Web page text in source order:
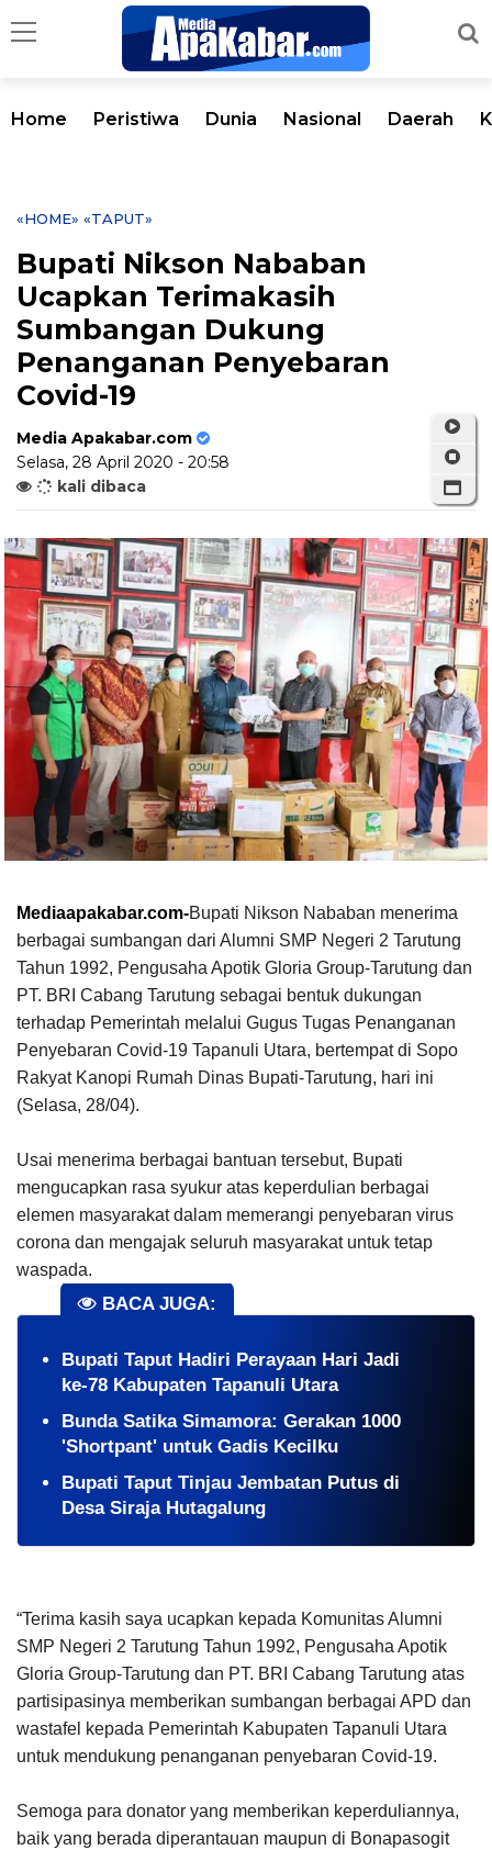
Home Peristiwa Dunia Nasional Daerah
«HOME» «TAPUT»
Bupati Nikson Nababan
Ucapkan Terimakasih
Sumbangan Dukung
Penanganan Penyebaran
Covid-19
Media Apakabar.com
Selasa, 28 April 2020 - 20:58
kali dibaca
Mediaapakabar.com-Bupati Nikson Nababan menerima
berbagai sumbangan dari Alumni SMP Negeri 2 Tarutung
Tahun 1992, Pengusaha Apotik Gloria Group-Tarutung dan
PT. BRI Cabang Tarutung sebagai bentuk dukungan
terhadap Pemerintah melalui Gugus Tugas Penanganan
Penyebaran Covid-19 Tapanuli Utara, bertempat di Sopo
Rakyat Kanopi Rumah Dinas Bupati-Tarutung, hari ini
(Selasa, 28/04).
Usai menerima berbagai bantuan tersebut, Bupati
mengucapkan rasa syukur atas keperdulian berbagai
elemen masyarakat dalam memerangi penyebaran virus
corona dan mengajak seluruh masyarakat untuk tetap
waspada.
BACA JUGA:
Bupati Taput Hadiri Perayaan Hari Jadi
ke-78 Kabupaten Tapanuli Utara
Bunda Satika Simamora: Gerakan 1000
'Shortpant' untuk Gadis Kecilku
Bupati Taput Tinjau Jembatan Putus di
Desa Siraja Hutagalung
“Terima kasih saya ucapkan kepada Komunitas Alumni
SMP Negeri 2 Tarutung Tahun 1992, Pengusaha Apotik
Gloria Group-Tarutung dan PT. BRI Cabang Tarutung atas
partisipasinya memberikan sumbangan berbagai APD dan
wastafel kepada Pemerintah Kabupaten Tapanuli Utara
untuk mendukung penanganan penyebaran Covid-19.
Semoga para donator yang memberikan keperduliannya,
baik yang berada diperantauan maupun di Bonapasogit